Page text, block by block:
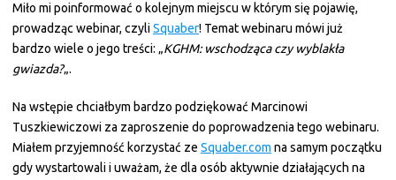
Miło mi poinformować o kolejnym miejscu w którym się pojawię,
prowadząc webinar, czyliSquaber! Temat webinaru mówi już
bardzo wiele o jego treści: „KGHM: wschodząca czy wyblakła
gwiazda?„.
Na wstępie chciałbym bardzo podziękować Marcinowi
Tuszkiewiczowi za zaproszenie do poprowadzenia tego webinaru.
Miałem przyjemność korzystać ze Squaber.com na samym początku
gdy wystartowali i uważam, że dla osób aktywnie działających na